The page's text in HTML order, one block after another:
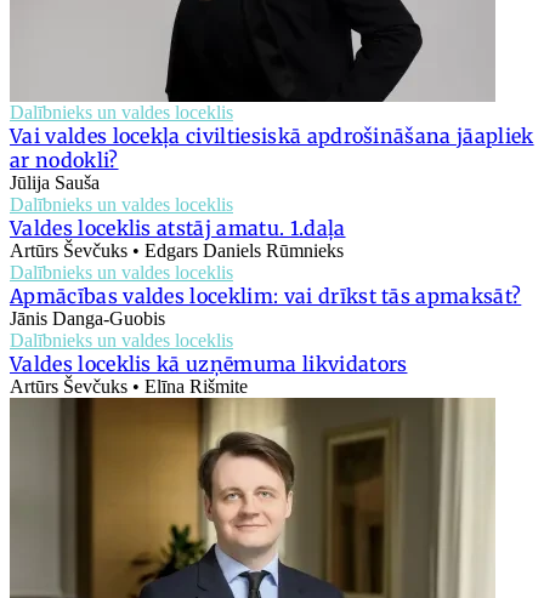
Dalībnieks un valdes loceklis
Vai valdes locekļa civiltiesiskā apdrošināšana jāapliek
ar nodokli?
Jūlija Sauša
Dalībnieks un valdes loceklis
Valdes loceklis atstāj amatu. 1.daļa
Artūrs Ševčuks • Edgars Daniels Rūmnieks
Dalībnieks un valdes loceklis
Apmācības valdes loceklim: vai drīkst tās apmaksāt?
Jānis Danga-Guobis
Dalībnieks un valdes loceklis
Valdes loceklis kā uzņēmuma likvidators
Artūrs Ševčuks • Elīna Rišmite